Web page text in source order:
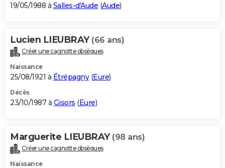
19/05/1988 à Salles-d'Aude (Aude)
Lucien LIEUBRAY (66 ans)
Créer une cagnotte obsèques
Naissance
25/08/1921 à Étrépagny(Eure)
Décès
23/10/1987 à Gisors (Eure)
Marguerite LIEUBRAY (98 ans)
Créer une cagnotte obsèques
Naissance